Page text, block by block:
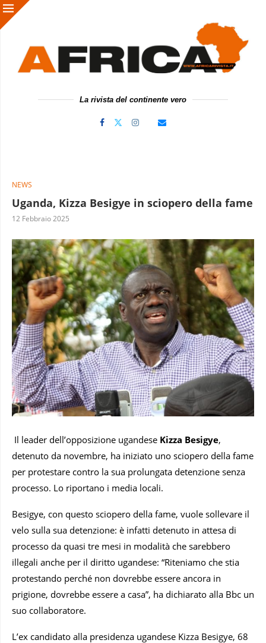
La rivista del continente vero
NEWS
Uganda, Kizza Besigye in sciopero della fame
12 Febbraio 2025
Il leader dell’opposizione ugandese Kizza Besigye,
detenuto da novembre, ha iniziato uno sciopero della fame
per protestare contro la sua prolungata detenzione senza
processo. Lo riportano i media locali.
Besigye, con questo sciopero della fame, vuole sollevare il
velo sulla sua detenzione: è infatti detenuto in attesa di
processo da quasi tre mesi in modalità che sarebbero
illegali anche per il diritto ugandese: “Riteniamo che stia
protestando perché non dovrebbe essere ancora in
prigione, dovrebbe essere a casa”, ha dichiarato alla Bbc un
suo collaboratore.
L’ex candidato alla presidenza ugandese Kizza Besigye, 68